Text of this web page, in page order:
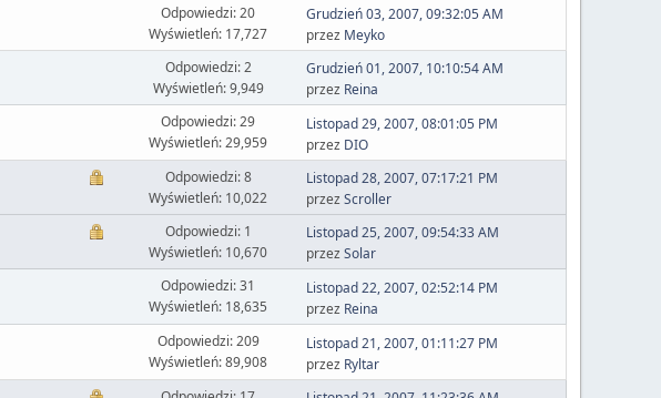
Odpowiedzi: 20
Wyświetleń: 17,727
Grudzień 03, 2007, 09:32:05 AM
przez Meyko
Odpowiedzi: 2
Wyświetleń: 9,949
Grudzień 01, 2007, 10:10:54 AM
przez Reina
Odpowiedzi: 29
Wyświetleń: 29,959
Listopad 29, 2007, 08:01:05 PM
przez DIO
Odpowiedzi: 8
Wyświetleń: 10,022
Listopad 28, 2007, 07:17:21 PM
przezScroller
Odpowiedzi: 1
Wyświetleń: 10,670
Listopad 25, 2007, 09:54:33 AM
przezSolar
Odpowiedzi: 31
Wyświetleń: 18,635
Listopad 22, 2007, 02:52:14 PM
przez Reina
Odpowiedzi: 209
Wyświetleń: 89,908
Listopad 21, 2007, 01:11:27 PM
przez Ryltar